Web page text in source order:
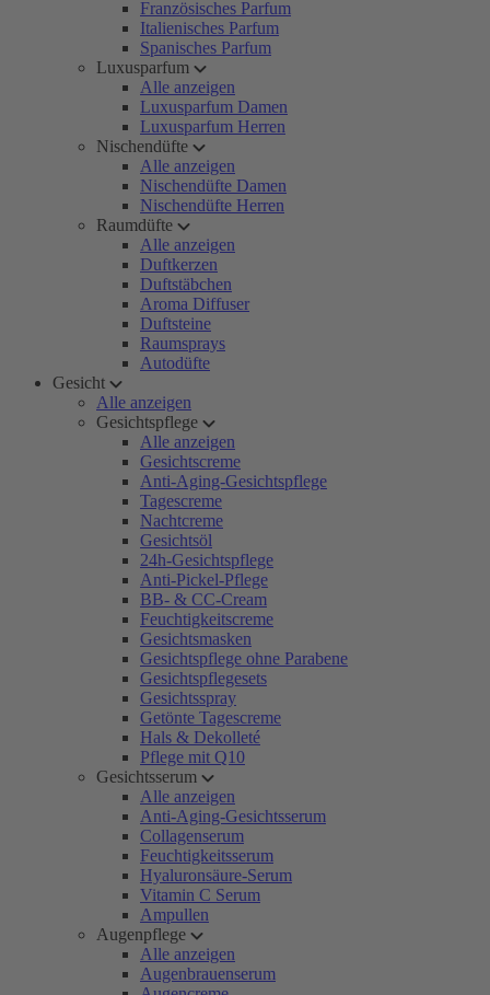
Französisches Parfum
Italienisches Parfum
Spanisches Parfum
Luxusparfum
Alle anzeigen
Luxusparfum Damen
Luxusparfum Herren
Nischendüfte
Alle anzeigen
Nischendüfte Damen
Nischendüfte Herren
Raumdüfte
Alle anzeigen
Duftkerzen
Duftstäbchen
Aroma Diffuser
Duftsteine
Raumsprays
Autodüfte
Gesicht
Alle anzeigen
Gesichtspflege
Alle anzeigen
Gesichtscreme
Anti-Aging-Gesichtspflege
Tagescreme
Nachtcreme
Gesichtsöl
24h-Gesichtspflege
Anti-Pickel-Pflege
BB- & CC-Cream
Feuchtigkeitscreme
Gesichtsmasken
Gesichtspflege ohne Parabene
Gesichtspflegesets
Gesichtsspray
Getönte Tagescreme
Hals & Dekolleté
Pflege mit Q10
Gesichtsserum
Alle anzeigen
Anti-Aging-Gesichtsserum
Collagenserum
Feuchtigkeitsserum
Hyaluronsäure-Serum
Vitamin C Serum
Ampullen
Augenpflege
Alle anzeigen
Augenbrauenserum